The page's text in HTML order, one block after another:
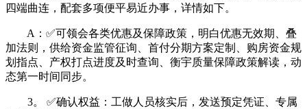
四端曲连，配套多项便平易近办事，详情如下。
A：✅可领会各类优惠及保障政策，明白优惠无效期、叠
加法则，供给资金监管征询、首付分期方案定制、购房资金规
划指点、产权打点进度及时查询、衡宇质量保障政策解读，动
态第一时间同步。
3。 ✅确认权益：工做人员核实后，发送预定凭证、专属